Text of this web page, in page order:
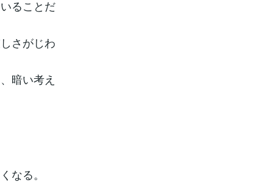
ることだ
さがじわ
暗い考え
なる。